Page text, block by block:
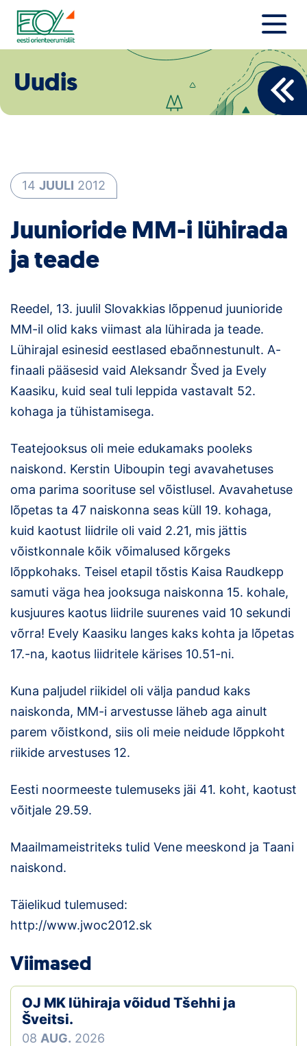
Liigu
sisu
juurde
Estonian Orienteering Federation
Loha
Kontakt
EOL
Galerii
Kaardid
Kalender
Koondised
Tule klubisse!
Tulemused
Dokumendid
Klubid
Püsirajad
Ajalugu
Uudis
14 JUULI 2012
Juunioride MM-i lühirada
ja teade
Reedel, 13. juulil Slovakkias lõppenud juunioride
MM-il olid kaks viimast ala lühirada ja teade.
Lühirajal esinesid eestlased ebaõnnestunult. A-
finaali pääsesid vaid Aleksandr Šved ja Evely
Kaasiku, kuid seal tuli leppida vastavalt 52.
kohaga ja tühistamisega.
Teatejooksus oli meie edukamaks pooleks
naiskond. Kerstin Uiboupin tegi avavahetuses
oma parima soorituse sel võistlusel. Avavahetuse
lõpetas ta 47 naiskonna seas küll 19. kohaga,
kuid kaotust liidrile oli vaid 2.21, mis jättis
võistkonnale kõik võimalused kõrgeks
lõppkohaks. Teisel etapil tõstis Kaisa Raudkepp
samuti väga hea jooksuga naiskonna 15. kohale,
kusjuures kaotus liidrile suurenes vaid 10 sekundi
võrra! Evely Kaasiku langes kaks kohta ja lõpetas
17.-na, kaotus liidritele kärises 10.51-ni.
Kuna paljudel riikidel oli välja pandud kaks
naiskonda, MM-i arvestusse läheb aga ainult
parem võistkond, siis oli meie neidude lõppkoht
riikide arvestuses 12.
Eesti noormeeste tulemuseks jäi 41. koht, kaotust
võitjale 29.59.
Maailmameistriteks tulid Vene meeskond ja Taani
naiskond.
Täielikud tulemused:
http://www.jwoc2012.sk
Viimased
OJ MK lühiraja võidud Tšehhi ja
Šveitsi.
08 AUG. 2026